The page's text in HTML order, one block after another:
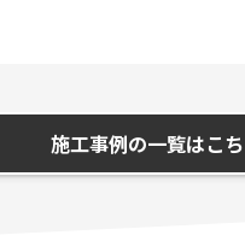
施工事例の一覧はこ